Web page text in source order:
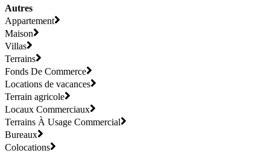
Autres
Appartement
Maison
Villas
Terrains
Fonds De Commerce
Locations de vacances
Terrain agricole
Locaux Commerciaux
Terrains À Usage Commercial
Bureaux
Colocations